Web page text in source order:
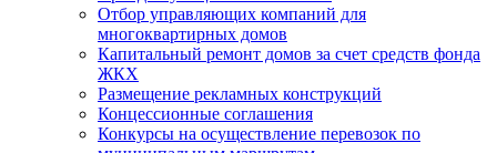
Отбор управляющих компаний для
многоквартирных домов
Капитальный ремонт домов за счет средств фонда
ЖКХ
Размещение рекламных конструкций
Концессионные соглашения
Конкурсы на осуществление перевозок по